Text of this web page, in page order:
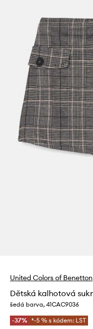
United Colors of Benetton
Dětská kalhotová
šedá barva, 41CAC9036
-37% *-5 % s kódem: LST